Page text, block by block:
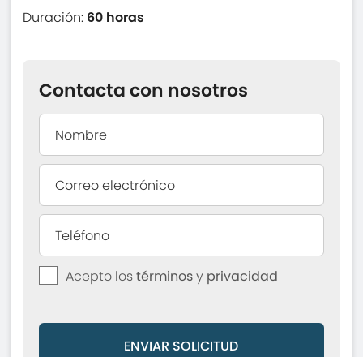
Duración: 60 horas
Contacta con nosotros
Acepto lostérminosy privacidad
ENVIAR SOLICITUD